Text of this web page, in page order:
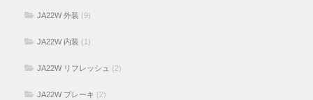
JA22W 外装 (9)
JA22W 内装 (1)
JA22W リフレッシュ (2)
JA22W ブレーキ (2)